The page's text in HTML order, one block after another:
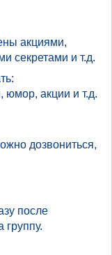
акциями,
секретами и т.д.
юмор, акции и т.д.
дозвониться,
после
группу.